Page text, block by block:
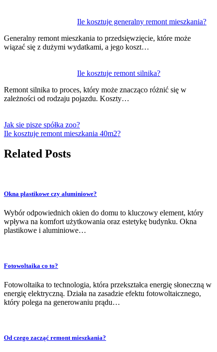
Ile kosztuje generalny remont mieszkania?
Generalny remont mieszkania to przedsięwzięcie, które może
wiązać się z dużymi wydatkami, a jego koszt…
Ile kosztuje remont silnika?
Remont silnika to proces, który może znacząco różnić się w
zależności od rodzaju pojazdu. Koszty…
Jak sie pisze spółka zoo?
Ile kosztuje remont mieszkania 40m2?
Related Posts
Okna plastikowe czy aluminiowe?
Wybór odpowiednich okien do domu to kluczowy element, który
wpływa na komfort użytkowania oraz estetykę budynku. Okna
plastikowe i aluminiowe…
Fotowoltaika co to?
Fotowoltaika to technologia, która przekształca energię słoneczną w
energię elektryczną. Działa na zasadzie efektu fotowoltaicznego,
który polega na generowaniu prądu…
Od czego zacząć remont mieszkania?